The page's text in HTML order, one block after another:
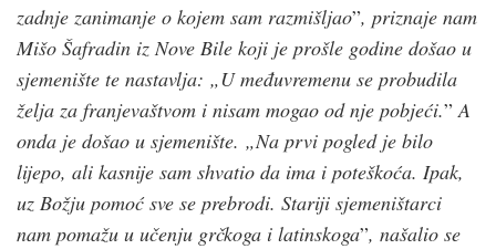
zadnje zanimanje o kojem sam razmišljao”, priznaje nam
Mišo Šafradin iz Nove Bile koji je prošle godine došao u
sjemenište te nastavlja: „U međuvremenu se probudila
želja za franjevaštvom i nisam mogao od nje pobjeći.”A
onda je došao u sjemenište. „Na prvi pogled je bilo
lijepo, ali kasnije sam shvatio da ima i poteškoća. Ipak,
uz Božju pomoć sve se prebrodi. Stariji sjemeništarci
nam pomažu u učenju grčkoga i latinskoga”, našalio se